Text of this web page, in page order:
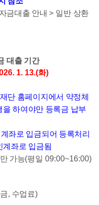
금대출 안내> 일반 상환
대출 기간
1. 13.(화)
단 홈페이지에서 약정체
하여야만 등록금 납부
계좌로 입금되어 등록처리
계좌로 입금됨
가능(평일 09:00~16:00)
, 수업료)